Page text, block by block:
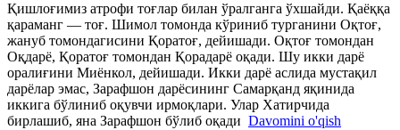
Қишлоғимиз атрофи тоғлар билан ўралганга ўхшайди. Қаёққа
қараманг — тоғ. Шимол томонда кўриниб турганини Оқтоғ,
жануб томондагисини Қоратоғ, дейишади. Оқтоғ томондан
Оқдарё, Қоратоғ томондан Қорадарё оқади. Шу икки дарё
оралиғини Миёнкол, дейишади. Икки дарё аслида мустақил
дарёлар эмас, Зарафшон дарёсининг Самарқанд яқинида
иккига бўлиниб оқувчи ирмоқлари. Улар Хатирчида
бирлашиб, яна Зарафшон бўлиб оқади Davomini o'qish